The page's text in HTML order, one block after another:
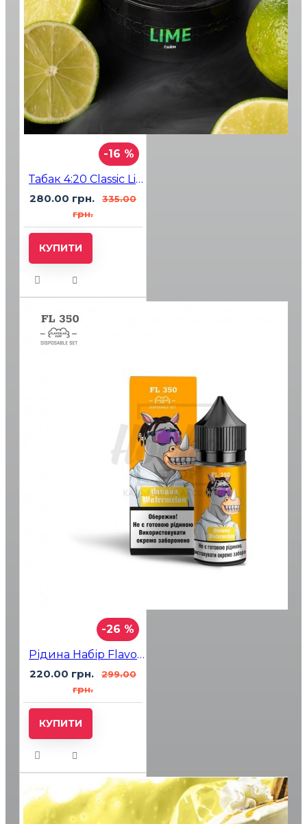
-16 %
Табак 4:20 Classic Line Lime (Лайм) 100 гр
280.00 грн.
335.00
грн.
КУПИТИ
-26 %
Рідина Набір Flavorlab FL350 Banana Watermelon (Банан Арбуз) 30мл 5%
220.00 грн.
299.00
грн.
КУПИТИ